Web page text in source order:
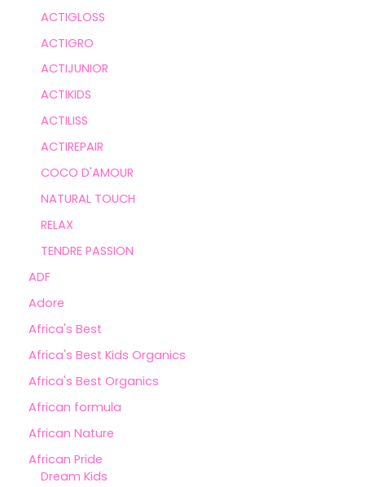
ACTIGLOSS
ACTIGRO
ACTIJUNIOR
ACTIKIDS
ACTILISS
ACTIREPAIR
COCO D'AMOUR
NATURAL TOUCH
RELAX
TENDRE PASSION
ADF
Adore
Africa's Best
Africa's Best Kids Organics
Africa's Best Organics
African formula
African Nature
African Pride
Dream Kids